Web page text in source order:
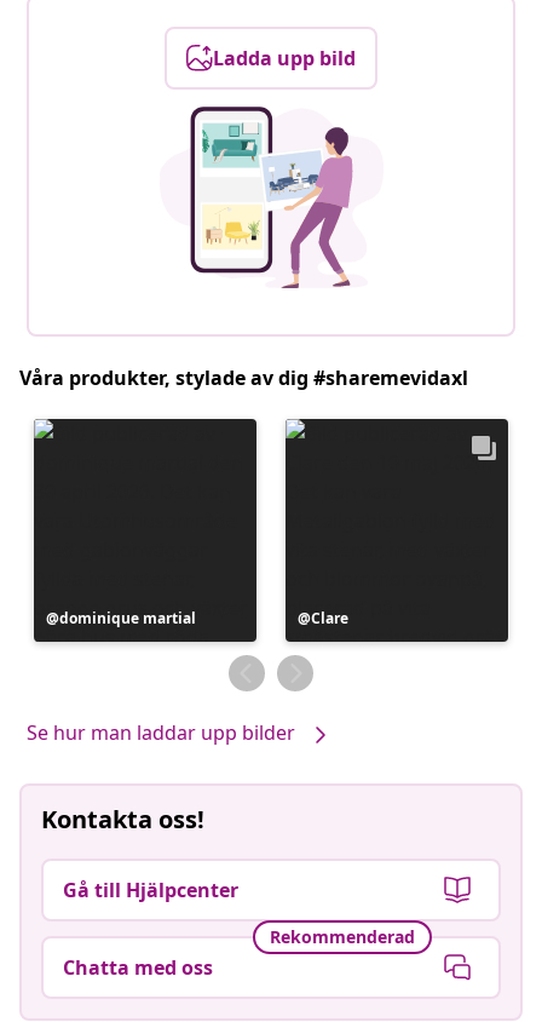
Ladda upp bild
Våra produkter, stylade av dig #sharemevidaxl
Inlägg
publicerat
dominique martial
Inlägg
publicerat
av
Clare
Se hur man laddar upp bilder
Kontakta oss!
Gå till Hjälpcenter
Rekommenderad
Chatta med oss